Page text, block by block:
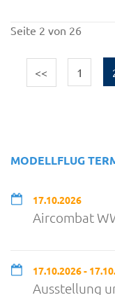
Seite 2 von 26
<< 1
MODELLFLUG
17.10.2026
Aircombat
17.10.2026 -
Ausstellung